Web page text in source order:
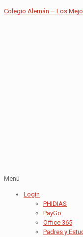
Colegio Alemán – Los
Menú
Login
PHIDIAS
PayGo
Office 365
Padres y